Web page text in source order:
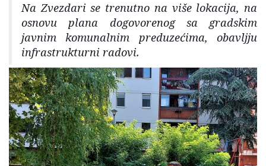
Na Zvezdari se trenutno na više lokacija, na
osnovu plana dogovorenog sa gradskim
javnim komunalnim preduzećima, obavljju
infrastrukturni radovi.